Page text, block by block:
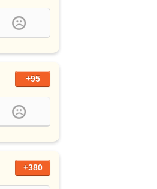
+95
+380